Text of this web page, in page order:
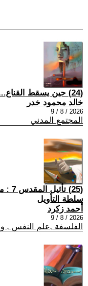
(24) حين يسقط القناع... ويتكلم الزمن
خالد محمود خدر
2026 / 8 / 9
المجتمع المدني
سلطة التأويل
أحمد زكرد
2026 / 8 / 9
الفلسفة ,علم النفس ,